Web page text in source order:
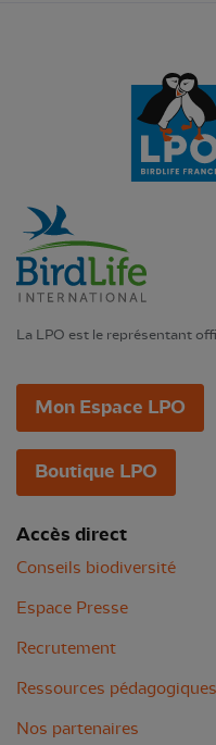
La LPO est le représentant
Mon Espace LPO
Boutique LPO
Accès direct
Conseils biodiversité
Espace Presse
Recrutement
Ressources pédagogiques
Nos partenaires